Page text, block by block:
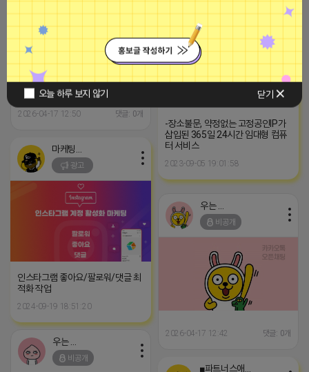
오늘 하루 보지 않기 닫기
리스크 없이 실내에서 시작하는 전
문 창업! 20세 이상 성인을 위한 확
실한 가이드 제공. ※ 성인 남녀 전용
/ 지역 및 학력 무관 ※ 1인 창업 가
이드 / 컴퓨터만 있으면 OK ※ 월 평
균 500+ 안정적 캐시카우 확보
2026-04-17 12:50 댓글: 0개
-장소불문, 약정없는 고정공인IP가
삽입된 365일 24시간 임대형 컴퓨
터 서비스
2023-09-05 19:01:58
광고
인스타그램 좋아요/팔로워/댓글 최
적화 작업
2024-09-19 18:51:20
비공개
2026-04-17 12:42 댓글: 0개
비공개